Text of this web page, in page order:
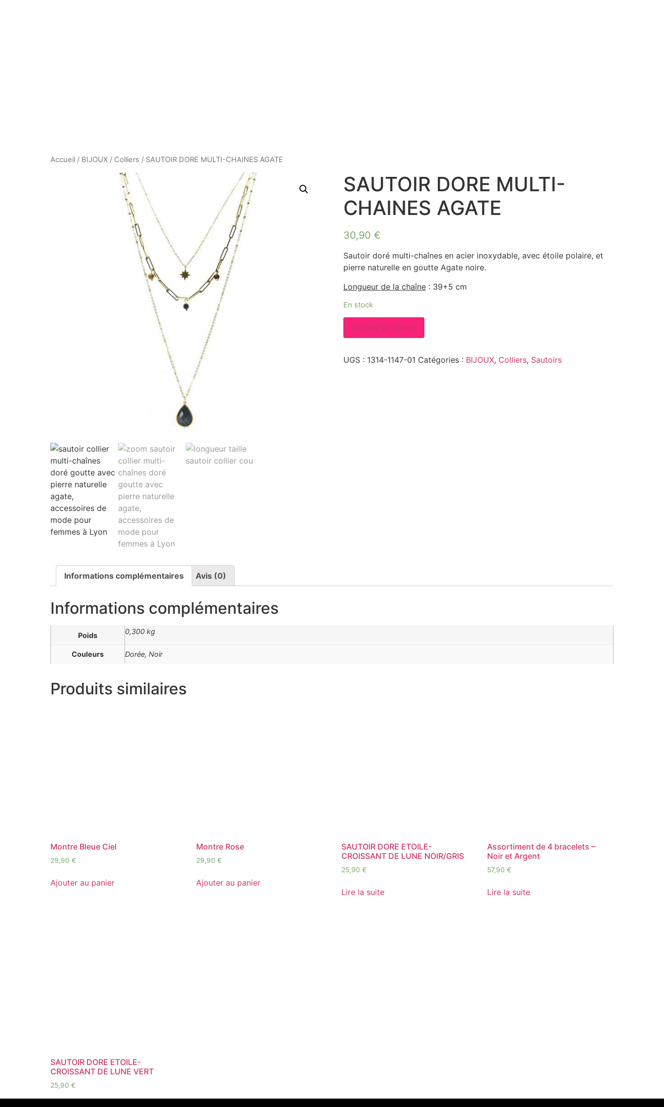
Accueil / BIJOUX / Colliers / SAUTOIR DORE MULTI-CHAINES AGATE
SAUTOIR DORE MULTI-
CHAINES AGATE
30,90 €
Sautoir doré multi-chaînes en acier inoxydable, avec étoile polaire, et
pierre naturelle en goutte Agate noire.
Longueur de la chaîne: 39+5 cm
En stock
quantité
SAUTOIR
CHAINES
Ajouter au panier
UGS : 1314-1147-01 Catégories : BIJOUX, Colliers, Sautoirs
Informations complémentaires Avis (0)
Informations complémentaires
Poids 0,300 kg
Couleurs Dorée, Noir
Produits similaires
Montre Bleue Ciel
29,90 €
Ajouter au panier
Montre Rose
29,90 €
Ajouter au panier
SAUTOIR DORE ETOILE-
CROISSANT DE LUNE NOIR/GRIS
25,90€
Lire la suite
Assortiment de 4 bracelets –
Noir et Argent
57,90€
Lire la suite
SAUTOIR DORE ETOILE-
CROISSANT DE LUNE VERT
25,90 €